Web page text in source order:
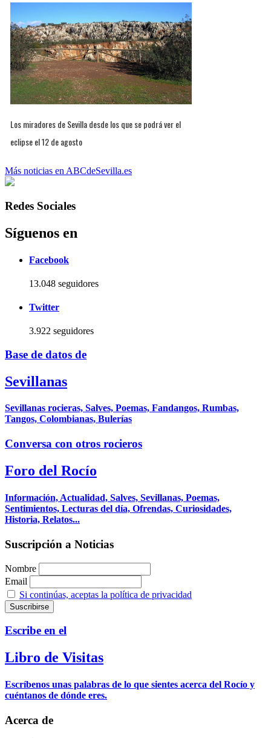
Los miradores de Sevilla desde los que se podrá ver el
eclipse el 12 de agosto
Más noticias en ABCdeSevilla.es
Redes Sociales
Síguenos en
Facebook
13.048 seguidores
Twitter
3.922 seguidores
Base de datos de
Sevillanas
Sevillanas rocieras, Salves, Poemas, Fandangos, Rumbas,
Tangos, Colombianas, Bulerías
Conversa con otros rocieros
Foro del Rocío
Información, Actualidad, Salves, Sevillanas, Poemas,
Sentimientos, Lecturas del día, Ofrendas, Curiosidades,
Historia, Relatos...
Suscripción a Noticias
Nombre
Email
Si continúas, aceptas la política de privacidad
Escribe en el
Libro de Visitas
Escríbenos unas palabras de lo que sientes acerca del Rocío y
cuéntanos de dónde eres.
Acerca de